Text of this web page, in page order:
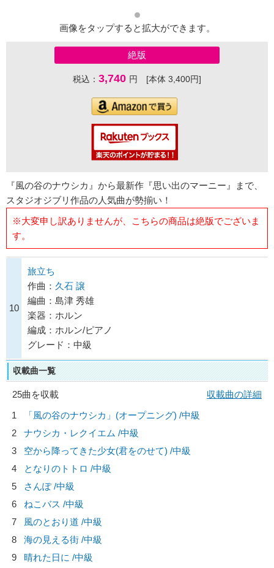
画像をタップすると拡大ができます。
絶版
税込： 3,740 円 [本体 3,400円]
『風の谷のナウシカ』から最新作『思い出のマーニー』まで、
スタジオジブリ作品の人気曲が勢揃い！
※大変申し訳ありませんが、こちらの商品は絶版でございま
す。
10
旅立ち
作曲： 久石 譲
編曲：島津 秀雄
楽器：ホルン
編成：ホルン/ピアノ
グレード：中級
収載曲一覧
25曲を収載
収載曲の詳細
1
「風の谷のナウシカ」(オープニング) /中級
2
ナウシカ・レクイエム /中級
3
空から降ってきた少女(君をのせて) /中級
4
となりのトトロ /中級
5
さんぽ /中級
6
ねこバス /中級
7
風のとおり道 /中級
8
海の見える街 /中級
9
晴れた日に /中級